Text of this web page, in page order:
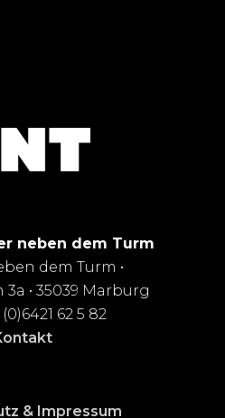
neben dem Turm
dem Turm •
• 35039 Marburg
62 5 82
& Impressum